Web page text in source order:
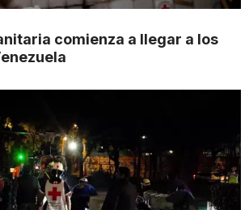
comienza a llegar a los